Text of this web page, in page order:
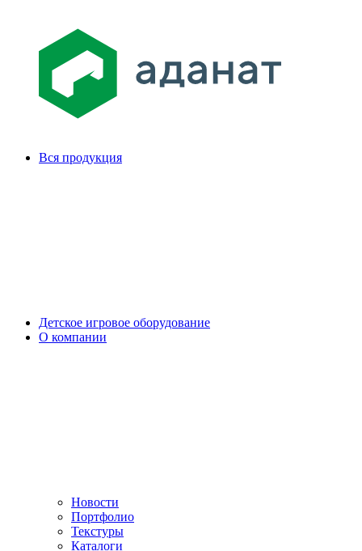
Вся продукция
Детское игровое оборудование
О компании
Новости
Портфолио
Текстуры
Каталоги